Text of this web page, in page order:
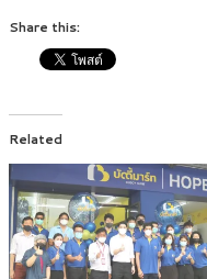
Share this:
Related